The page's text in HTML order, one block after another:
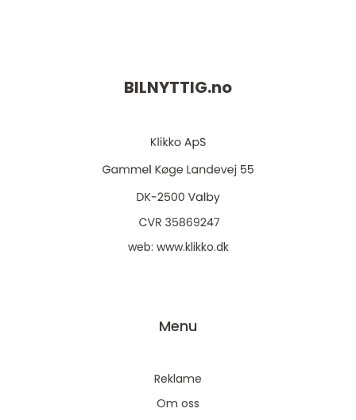
BILNYTTIG.no
web: www.klikko.dk
Menu
Reklame
Om oss